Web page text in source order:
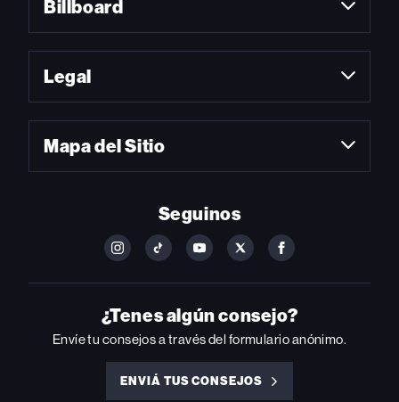
Billboard
Legal
Mapa del Sitio
Seguinos
FOLLOW
ON
INSTAGRAM
FOLLOW
ON
YOUTUBE
FOLLOW
ON
YOUTUBE
FOLLOW
ON
FOLLOW
ON
FACEBOOK
¿Tenes algún consejo?
Envíe tu consejos a través del formulario anónimo.
ENVIÁ TUS CONSEJOS
ENVIÁ